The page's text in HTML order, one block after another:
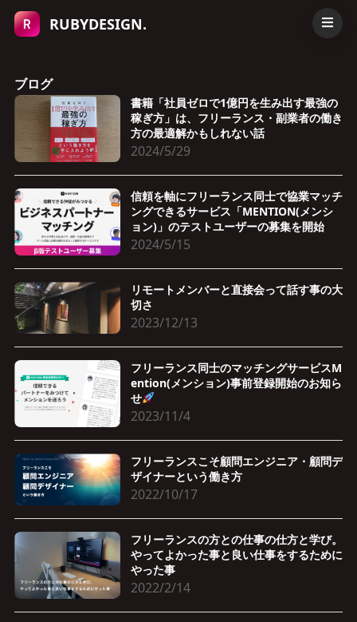
RUBYDESIGN.
ブログ
書籍「社員ゼロで1億円を生み出す最強の
稼ぎ方」は、フリーランス・副業者の働き
方の最適解かもしれない話
2024/5/29
信頼を軸にフリーランス同士で協業マッチ
ングできるサービス「MENTION(メンシ
ョン)」のテストユーザーの募集を開始
2024/5/15
リモートメンバーと直接会って話す事の大
切さ
2023/12/13
フリーランス同士のマッチングサービスM
ention(メンション)事前登録開始のお知ら
せ
2023/11/4
フリーランスこそ顧問エンジニア・顧問デ
ザイナーという働き方
2022/10/17
フリーランスの方との仕事の仕方と学び。
やってよかった事と良い仕事をするために
やった事
2022/2/14